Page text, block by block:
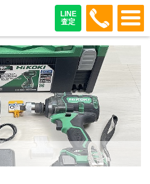
LINE
査定
048-